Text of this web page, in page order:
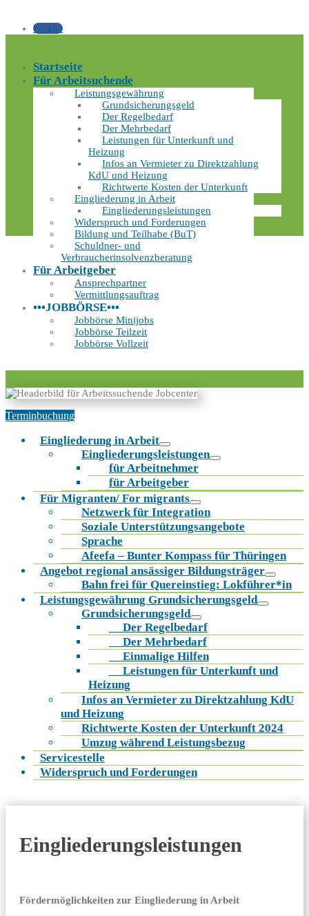
Folgen
Startseite
Für Arbeitsuchende
Leistungsgewährung
Grundsicherungsgeld
Der Regelbedarf
Der Mehrbedarf
Leistungen für Unterkunft und
Heizung
Infos an Vermieter zu Direktzahlung
KdU und Heizung
Richtwerte Kosten der Unterkunft
Eingliederung in Arbeit
Eingliederungsleistungen
Widerspruch und Forderungen
Bildung und Teilhabe (BuT)
Schuldner- und
Verbraucherinsolvenzberatung
Für Arbeitgeber
Ansprechpartner
Vermittlungsauftrag
•••JOBBÖRSE•••
Jobbörse Minijobs
Jobbörse Teilzeit
Jobbörse Vollzeit
Terminbuchung
Eingliederung in Arbeit
Eingliederungsleistungen
für Arbeitnehmer
für Arbeitgeber
Für Migranten/ For migrants
Netzwerk für Integration
Soziale Unterstützungsangebote
Sprache
Afeefa – Bunter Kompass für Thüringen
Angebot regional ansässiger Bildungsträger
Bahn frei für Quereinstieg: Lokführer*in
Leistungsgewährung Grundsicherungsgeld
Grundsicherungsgeld
Der Regelbedarf
Der Mehrbedarf
Einmalige Hilfen
Leistungen für Unterkunft und
Heizung
Infos an Vermieter zu Direktzahlung KdU
und Heizung
Richtwerte Kosten der Unterkunft 2024
Umzug während Leistungsbezug
Servicestelle
Widerspruch und Forderungen
Eingliederungsleistungen
Fördermöglichkeiten zur Eingliederung in Arbeit